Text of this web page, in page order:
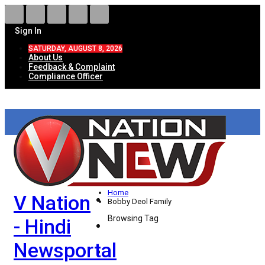
Sign In
SATURDAY, AUGUST 8, 2026
About Us
Feedback & Complaint
Compliance Officer
V Nation
- Hindi
Newsportal
HOME
ताज़ा खबरें
देश
विदेश
राज्य
Home
Bobby Deol Family
Browsing Tag